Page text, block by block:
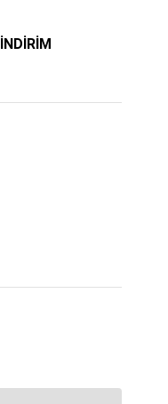
İNDİRİM